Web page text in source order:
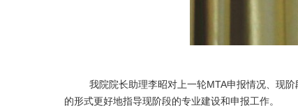
我院院长助理李昭对上一轮MTA申报情况、现阶
的形式更好地指导现阶段的专业建设和申报工作。